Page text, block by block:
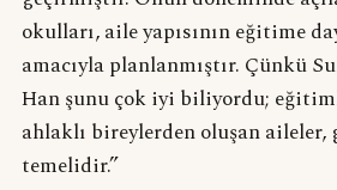
okulları, aile yapısının eğitime
amacıyla planlanmıştır. Çünkü
Han şunu çok iyi biliyordu;
ahlaklı bireylerden oluşan
temelidir.”